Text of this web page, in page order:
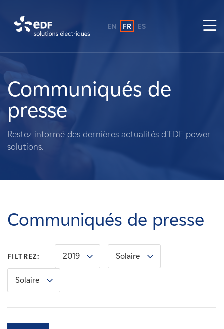
A propos de nous
Ce que nous faisons
Propriétaires fonciers
Carrières
Nouvelles
Contactez-nous
EN FR ES
Communiqués de
presse
Restez informé des dernières actualités d'EDF power
solutions.
Communiqués de presse
FILTREZ: 2019 Solaire
Solaire